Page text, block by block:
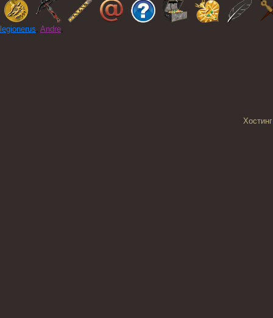
legionerus, Andre,